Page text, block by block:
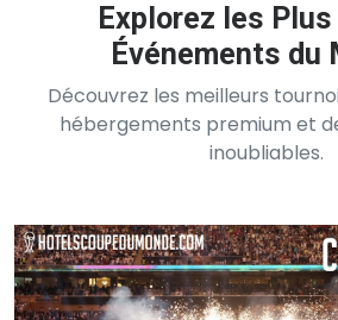
Explorez les
Événements du
Découvrez les meilleurs
hébergements premium et
inoubliables.